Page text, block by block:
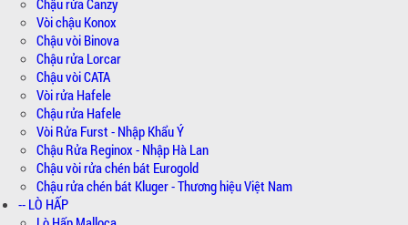
Vòi chậu Konox
Chậu vòi Binova
Chậu rửa Lorcar
Chậu vòi CATA
Vòi rửa Hafele
Chậu rửa Hafele
Vòi Rửa Furst - Nhập Khẩu Ý
Chậu Rửa Reginox - Nhập Hà Lan
Chậu vòi rửa chén bát Eurogold
Chậu rửa chén bát Kluger - Thương hiệu Việt Nam
-- LÒ HẤP